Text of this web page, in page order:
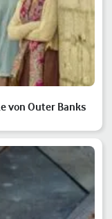
von Outer Banks